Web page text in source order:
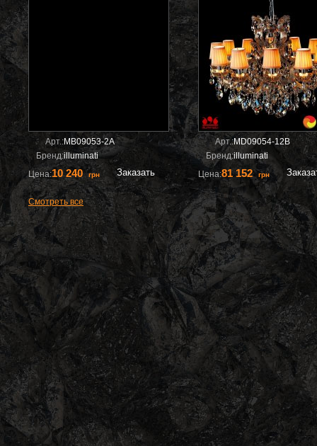
Арт.:MB09053-2A
Бренд:illuminati
Цена:10 240грн Заказать
Арт.:MD09054-12B
Бренд:illuminati
Цена:81 152грн
Смотреть все